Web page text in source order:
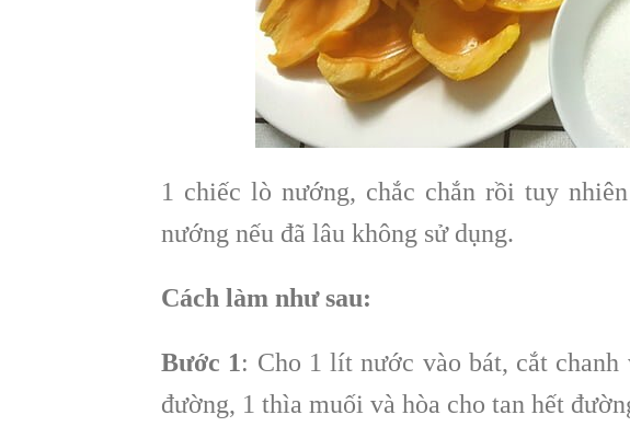
1 chiếc lò nướng, chắc chắn rồi tuy
nướng nếu đã lâu không sử dụng.
Cách làm như sau:
Bước 1: Cho 1 lít nước vào bát, cắt
đường, 1 thìa muối và hòa cho tan hết